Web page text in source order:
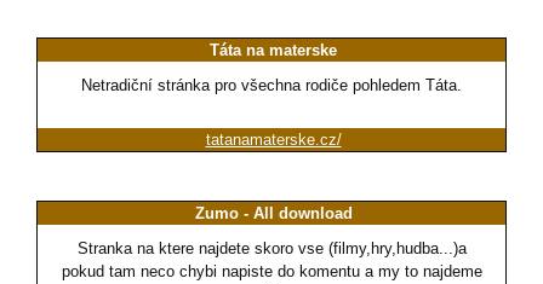
Táta na materske
Netradiční stránka pro všechna rodiče pohledem Táta.
tatanamaterske.cz/
Zumo - All download
Stranka na ktere najdete skoro vse (filmy,hry,hudba...)a
pokud tam neco chybi napiste do komentu a my to najdeme